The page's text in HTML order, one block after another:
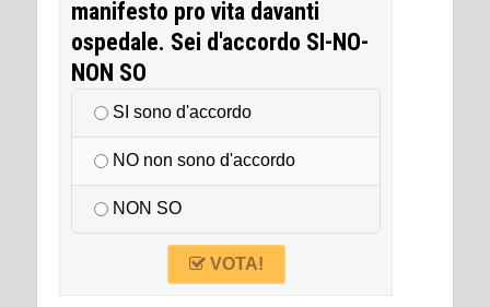
manifesto pro vita davanti
ospedale. Sei d'accordo SI-NO-
NON SO
SI sono d'accordo
NO non sono d'accordo
NON SO
VOTA!